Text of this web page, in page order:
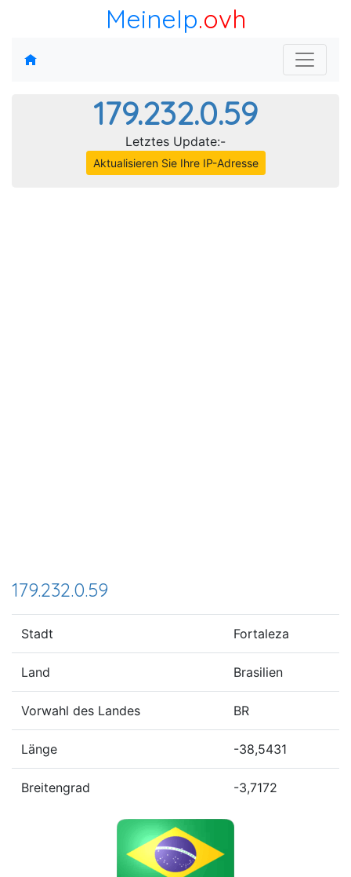
MeineIp.ovh
179.232.0.59
Letztes Update:-
Aktualisieren Sie Ihre IP-Adresse
179.232.0.59
Stadt Fortaleza
Land Brasilien
Vorwahl des Landes BR
Länge -38,5431
Breitengrad -3,7172